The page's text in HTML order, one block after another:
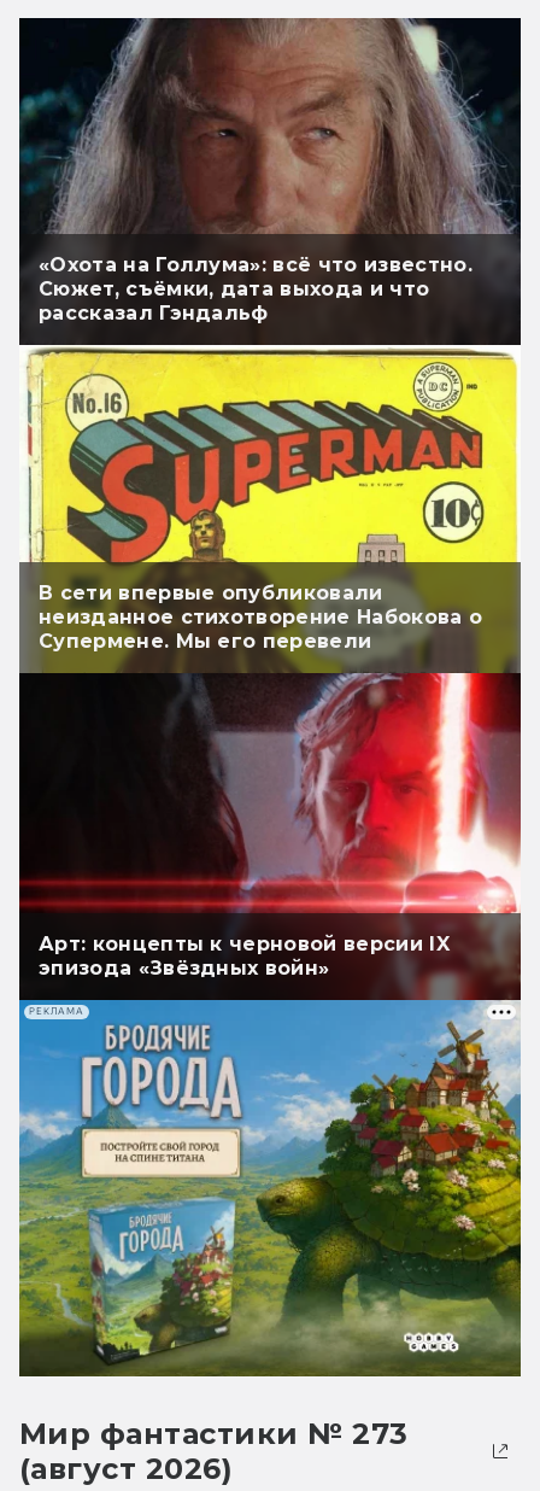
«Охота на Голлума»: всё что известно.
Сюжет, съёмки, дата выхода и что
рассказал Гэндальф
В сети впервые опубликовали
неизданное стихотворение Набокова о
Супермене. Мы его перевели
Арт: концепты к черновой версии IX
эпизода «Звёздных войн»
РЕКЛАМА
Мир фантастики № 273
(август 2026)